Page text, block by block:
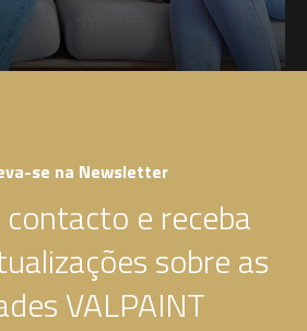
se na Newsletter
e receba
sobre as
VALPAINT